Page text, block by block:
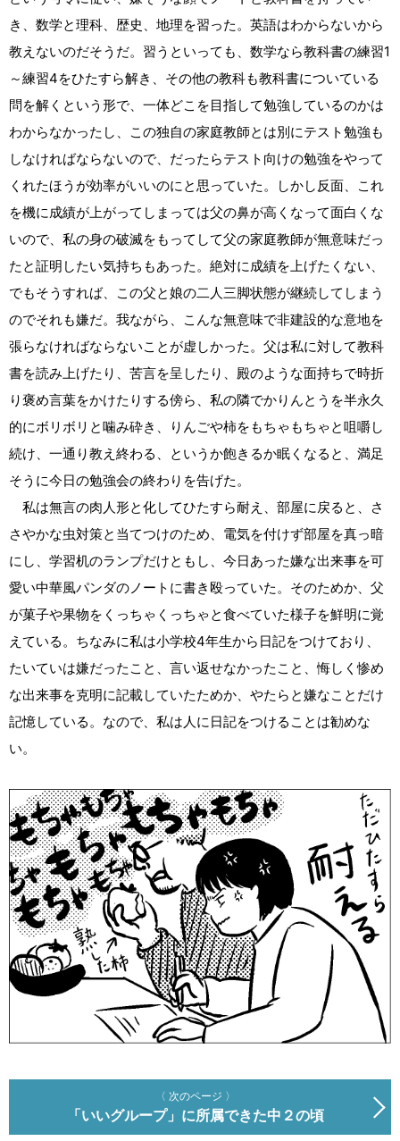
き、数学と理科、歴史、地理を習った。英語はわからないから
教えないのだそうだ。習うといっても、数学なら教科書の練習1
～練習4をひたすら解き、その他の教科も教科書についている
問を解くという形で、一体どこを目指して勉強しているのかは
わからなかったし、この独自の家庭教師とは別にテスト勉強も
しなければならないので、だったらテスト向けの勉強をやって
くれたほうが効率がいいのにと思っていた。しかし反面、これ
を機に成績が上がってしまっては父の鼻が高くなって面白くな
いので、私の身の破滅をもってして父の家庭教師が無意味だっ
たと証明したい気持ちもあった。絶対に成績を上げたくない、
でもそうすれば、この父と娘の二人三脚状態が継続してしまう
のでそれも嫌だ。我ながら、こんな無意味で非建設的な意地を
張らなければならないことが虚しかった。父は私に対して教科
書を読み上げたり、苦言を呈したり、殿のような面持ちで時折
り褒め言葉をかけたりする傍ら、私の隣でかりんとうを半永久
的にボリボリと噛み砕き、りんごや柿をもちゃもちゃと咀嚼し
続け、一通り教え終わる、というか飽きるか眠くなると、満足
そうに今日の勉強会の終わりを告げた。
私は無言の肉人形と化してひたすら耐え、部屋に戻ると、さ
さやかな虫対策と当てつけのため、電気を付けず部屋を真っ暗
にし、学習机のランプだけともし、今日あった嫌な出来事を可
愛い中華風パンダのノートに書き殴っていた。そのためか、父
が菓子や果物をくっちゃくっちゃと食べていた様子を鮮明に覚
えている。ちなみに私は小学校4年生から日記をつけており、
たいていは嫌だったこと、言い返せなかったこと、悔しく惨め
な出来事を克明に記載していたためか、やたらと嫌なことだけ
記憶している。なので、私は人に日記をつけることは勧めな
い。
〈 次のページ 〉
「いいグループ」に所属できた中２の頃